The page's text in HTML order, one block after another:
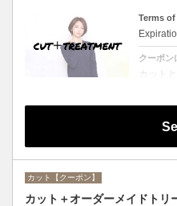
Terms of
クーポン
カット
トメニ
カット【クーポン】
カット＋オーダーメイドトリ